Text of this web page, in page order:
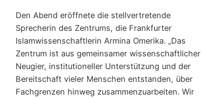
Den Abend eröffnete die stellvertretende
Sprecherin des Zentrums, die Frankfurter
Islamwissenschaftlerin Armina Omerika. „Das
Zentrum ist aus gemeinsamer wissenschaftlicher
Neugier, institutioneller Unterstützung und der
Bereitschaft vieler Menschen entstanden, über
Fachgrenzen hinweg zusammenzuarbeiten. Wir